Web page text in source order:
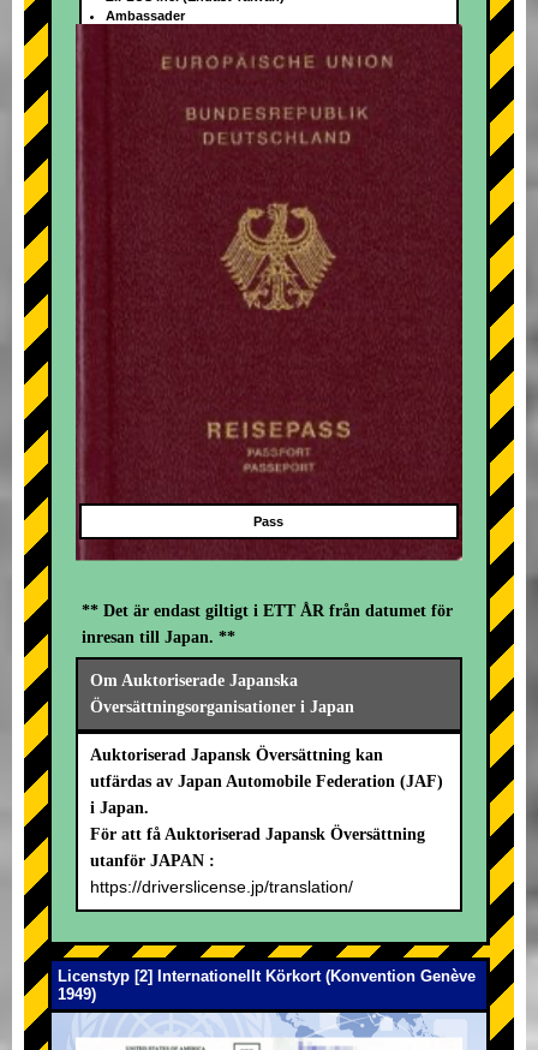
+
Ambassader
Pass
** Det är endast giltigt i ETT ÅR från datumet för
inresan till Japan. **
Om Auktoriserade Japanska
Översättningsorganisationer i Japan
Auktoriserad Japansk Översättning kan
utfärdas av Japan Automobile Federation (JAF)
i Japan.
För att få Auktoriserad Japansk Översättning
utanför JAPAN :
https://driverslicense.jp/translation/
Licenstyp [2] Internationellt Körkort (Konvention Genève
1949)